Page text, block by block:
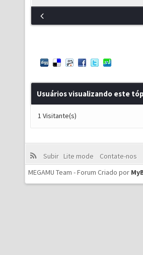
Usuários visualizando este
1 Visitante(s)
Subir Lite mode
Contate-nos
MEGAMU Team - Forum Criado por